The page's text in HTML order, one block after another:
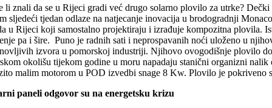
li znali da se u Rijeci gradi već drugo solarno plovilo za utrke?
sljedeći tjedan odlaze na natjecanje inovacija u brodogradnji
u Rijeci koji samostalno projektiraju i izrađuje kompozitna plovila.
pa i šire. Puno je radnih sati i neprospavanih noći uloženo u
izvora u pomorskoj industriji. Njihovo ovogodišnje plovilo
okolišu tijekom godine u moru napadaju stanični organizni
malim motorom u POD izvedbi snage 8 Kw. Plovilo je
paneli odgovor su na energetsku krizu